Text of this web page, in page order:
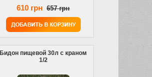
610 грн 657 грн
Бидон пищевой 30л с краном
1/2